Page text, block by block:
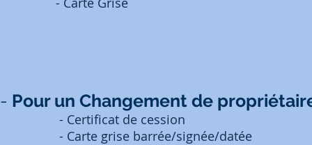
- Pour un Changement de
- Certificat de cession
- Carte grise barrée/signée/datée